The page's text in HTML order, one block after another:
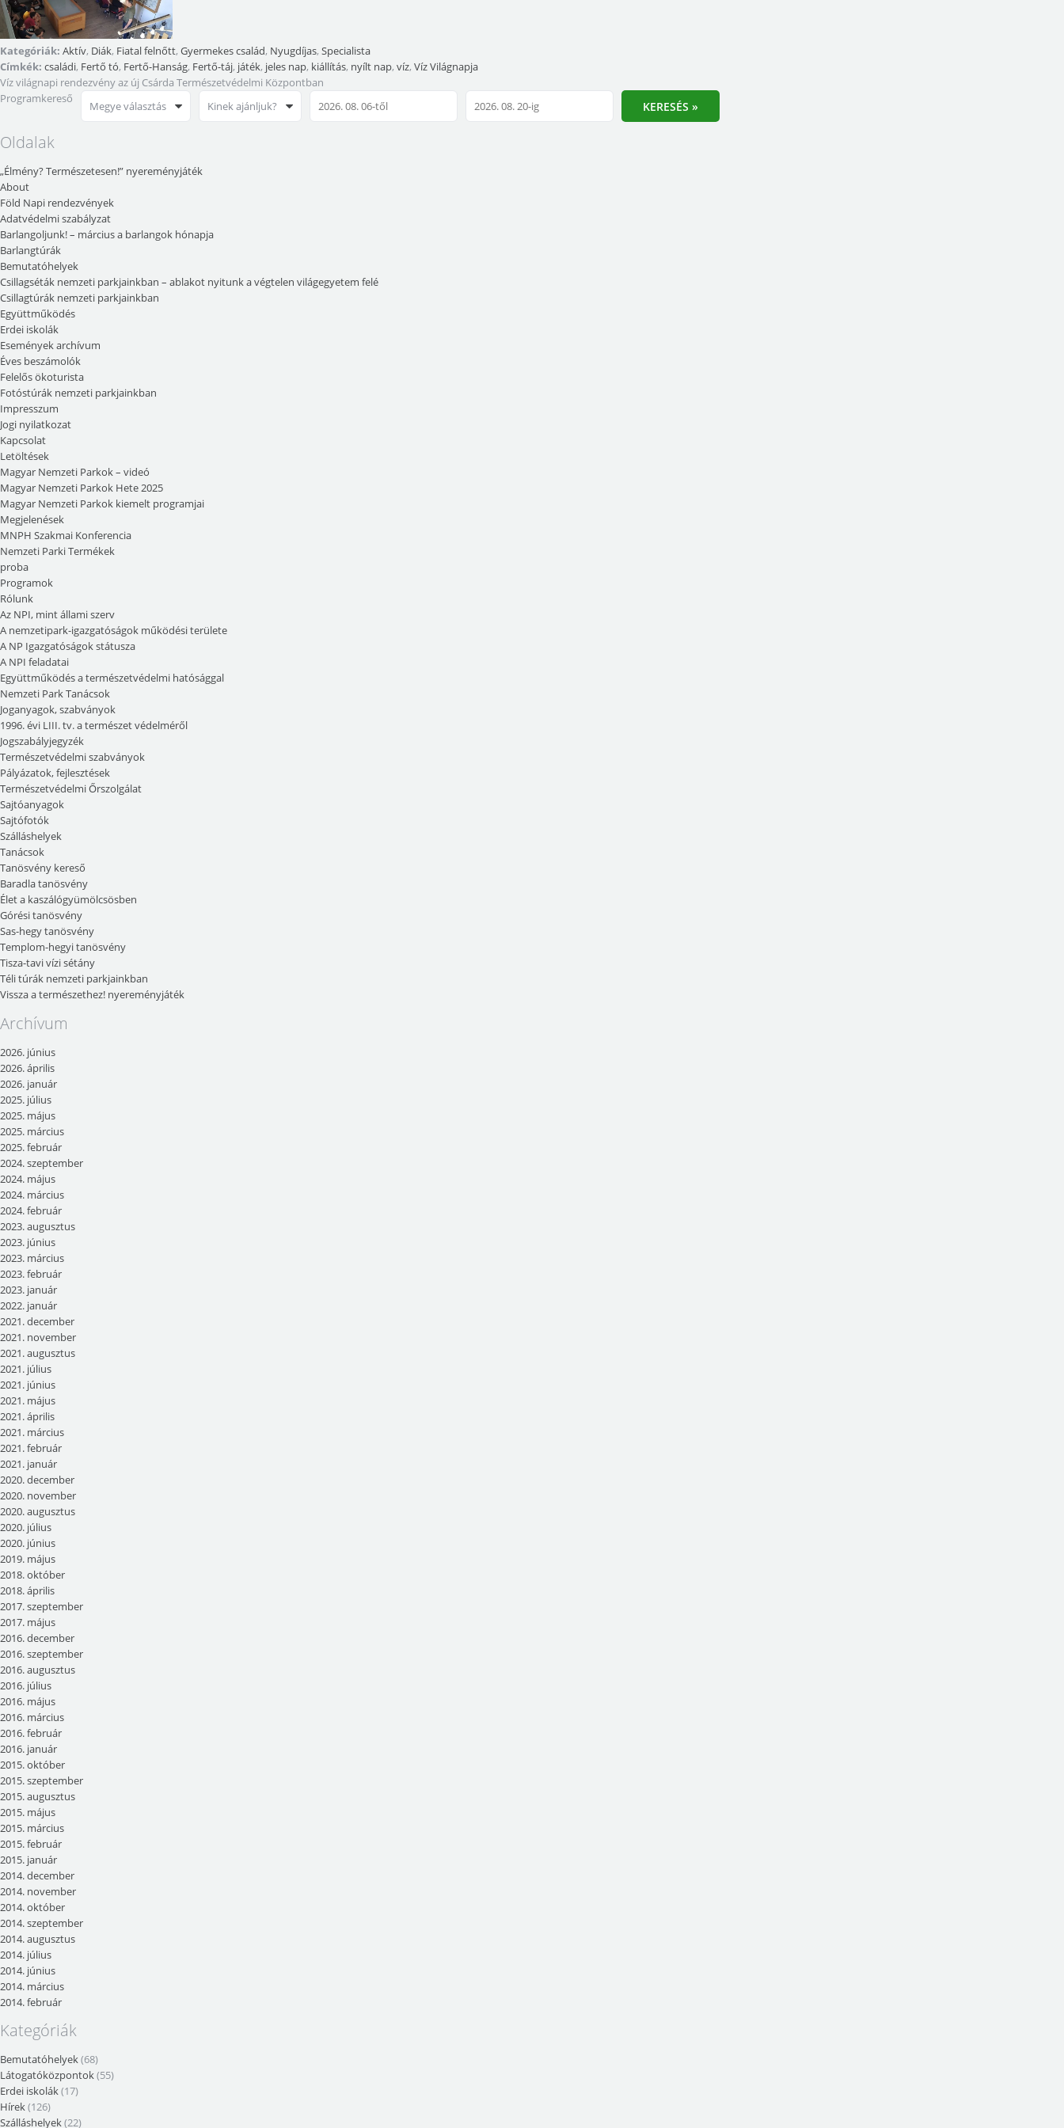
Kategóriák: Aktív, Diák, Fiatal felnőtt, Gyermekes család, Nyugdíjas, Specialista
Címkék: családi, Fertő tó, Fertő-Hanság, Fertő-táj, játék, jeles nap, kiállítás, nyílt nap, víz, Víz Világnapja
Víz világnapi rendezvény az új Csárda Természetvédelmi Központban
Programkereső
Megye választás Kinek ajánljuk? KERESÉS »
Oldalak
„Élmény? Természetesen!” nyereményjáték
About
Föld Napi rendezvények
Adatvédelmi szabályzat
Barlangoljunk! – március a barlangok hónapja
Barlangtúrák
Bemutatóhelyek
Csillagséták nemzeti parkjainkban – ablakot nyitunk a végtelen világegyetem felé
Csillagtúrák nemzeti parkjainkban
Együttműködés
Erdei iskolák
Események archívum
Éves beszámolók
Felelős ökoturista
Fotóstúrák nemzeti parkjainkban
Impresszum
Jogi nyilatkozat
Kapcsolat
Letöltések
Magyar Nemzeti Parkok – videó
Magyar Nemzeti Parkok Hete 2025
Magyar Nemzeti Parkok kiemelt programjai
Megjelenések
MNPH Szakmai Konferencia
Nemzeti Parki Termékek
proba
Programok
Rólunk
Az NPI, mint állami szerv
A nemzetipark-igazgatóságok működési területe
A NP Igazgatóságok státusza
A NPI feladatai
Együttműködés a természetvédelmi hatósággal
Nemzeti Park Tanácsok
Joganyagok, szabványok
1996. évi LIII. tv. a természet védelméről
Jogszabályjegyzék
Természetvédelmi szabványok
Pályázatok, fejlesztések
Természetvédelmi Őrszolgálat
Sajtóanyagok
Sajtófotók
Szálláshelyek
Tanácsok
Tanösvény kereső
Baradla tanösvény
Élet a kaszálógyümölcsösben
Górési tanösvény
Sas-hegy tanösvény
Templom-hegyi tanösvény
Tisza-tavi vízi sétány
Téli túrák nemzeti parkjainkban
Vissza a természethez! nyereményjáték
Archívum
2026. június
2026. április
2026. január
2025. július
2025. május
2025. március
2025. február
2024. szeptember
2024. május
2024. március
2024. február
2023. augusztus
2023. június
2023. március
2023. február
2023. január
2022. január
2021. december
2021. november
2021. augusztus
2021. július
2021. június
2021. május
2021. április
2021. március
2021. február
2021. január
2020. december
2020. november
2020. augusztus
2020. július
2020. június
2019. május
2018. október
2018. április
2017. szeptember
2017. május
2016. december
2016. szeptember
2016. augusztus
2016. július
2016. május
2016. március
2016. február
2016. január
2015. október
2015. szeptember
2015. augusztus
2015. május
2015. március
2015. február
2015. január
2014. december
2014. november
2014. október
2014. szeptember
2014. augusztus
2014. július
2014. június
2014. március
2014. február
Kategóriák
Bemutatóhelyek(68)
Látogatóközpontok(55)
Erdei iskolák(17)
Hírek(126)
Szálláshelyek(22)